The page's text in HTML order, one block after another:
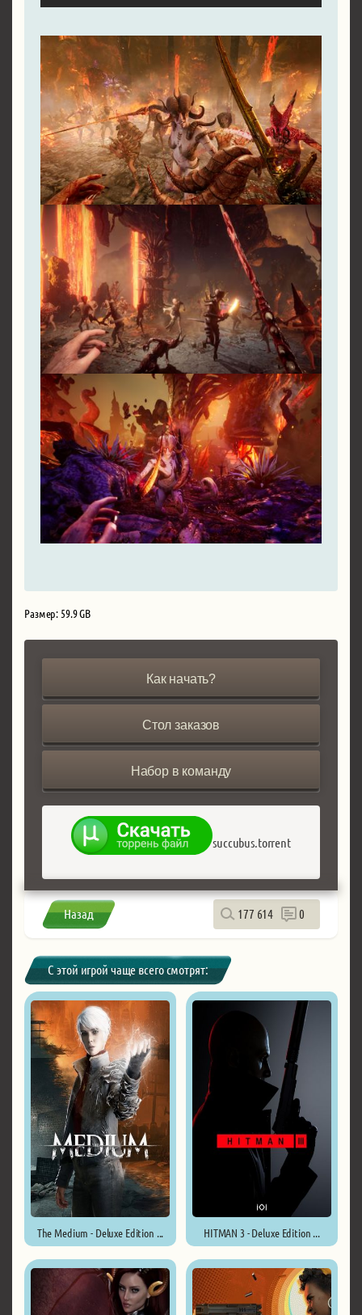
Размер: 59.9 GB
Как начать?
Стол заказов
Набор в команду
succubus.torrent
Назад 177 614 0
С этой игрой чаще всего смотрят:
The Medium - Deluxe Edition ... HITMAN 3 - Deluxe Edition ...